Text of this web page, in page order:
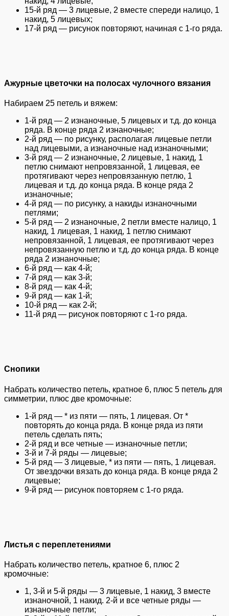
15-й ряд — 3 лицевые, 2 вместе спереди налицо, 1
накид, 5 лицевых;
17-й ряд — рисунок повторяют, начиная с 1-го ряда.
Ажурные цветочки на полосах чулочного вязания
Набираем 25 петель и вяжем:
1-й ряд — 2 изнаночные, 5 лицевых и т.д. до конца
ряда. В конце ряда 2 изнаночные;
2-й ряд — по рисунку, располагая лицевые петли
над лицевыми, а изнаночные над изнаночными;
3-й ряд — 2 изнаночные, 2 лицевые, 1 накид, 1
петлю снимают непровязанной, 1 лицевая, ее
протягивают через непровязанную петлю, 1
лицевая и т.д. до конца ряда. В конце ряда 2
изнаночные;
4-й ряд — по рисунку, а накиды изнаночными
петлями;
5-й ряд — 2 изнаночные, 2 петли вместе налицо, 1
накид, 1 лицевая, 1 накид, 1 петлю снимают
непровязанной, 1 лицевая, ее протягивают через
непровязанную петлю и т.д. до конца ряда. В конце
ряда 2 изнаночные;
6-й ряд — как 4-й;
7-й ряд — как 3-й;
8-й ряд — как 4-й;
9-й ряд — как 1-й;
10-й ряд — как 2-й;
11-й ряд — рисунок повторяют с 1-го ряда.
Снопики
Набрать количество петель, кратное 6, плюс 5 петель для
симметрии, плюс две кромочные:
1-й ряд — * из пяти — пять, 1 лицевая. От *
повторять до конца ряда. В конце ряда из пяти
петель сделать пять;
2-й ряд и все четные — изнаночные петли;
3-й и 7-й ряды — лицевые;
5-й ряд — 3 лицевые, * из пяти — пять, 1 лицевая.
От звездочки вязать до конца ряда. В конце ряда 2
лицевые;
9-й ряд — рисунок повторяем с 1-го ряда.
Листья с переплетениями
Набрать количество петель, кратное 6, плюс 2
кромочные:
1, 3-й и 5-й ряды — 3 лицевые, 1 накид, 3 вместе
изнаночной, 1 накид. 2-й и все четные ряды —
изнаночные петли;